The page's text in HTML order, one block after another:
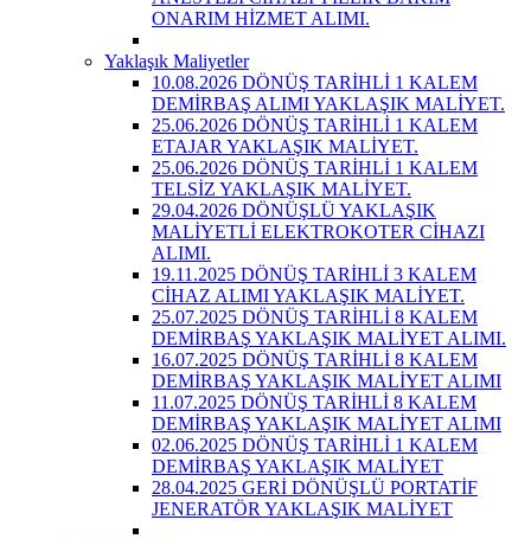
ONARIM HİZMET ALIMI.
Yaklaşık Maliyetler
10.08.2026 DÖNÜŞ TARİHLİ 1 KALEM
DEMİRBAŞ ALIMI YAKLAŞIK MALİYET.
25.06.2026 DÖNÜŞ TARİHLİ 1 KALEM
ETAJAR YAKLAŞIK MALİYET.
25.06.2026 DÖNÜŞ TARİHLİ 1 KALEM
TELSİZ YAKLAŞIK MALİYET.
29.04.2026 DÖNÜŞLÜ YAKLAŞIK
MALİYETLİ ELEKTROKOTER CİHAZI
ALIMI.
19.11.2025 DÖNÜŞ TARİHLİ 3 KALEM
CİHAZ ALIMI YAKLAŞIK MALİYET.
25.07.2025 DÖNÜŞ TARİHLİ 8 KALEM
DEMİRBAŞ YAKLAŞIK MALİYET ALIMI.
16.07.2025 DÖNÜŞ TARİHLİ 8 KALEM
DEMİRBAŞ YAKLAŞIK MALİYET ALIMI
11.07.2025 DÖNÜŞ TARİHLİ 8 KALEM
DEMİRBAŞ YAKLAŞIK MALİYET ALIMI
02.06.2025 DÖNÜŞ TARİHLİ 1 KALEM
DEMİRBAŞ YAKLAŞIK MALİYET
28.04.2025 GERİ DÖNÜŞLÜ PORTATİF
JENERATÖR YAKLAŞIK MALİYET